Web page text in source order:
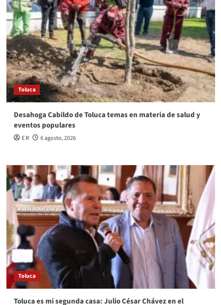
Toluca
Desahoga Cabildo de Toluca temas en materia de salud y
eventos populares
E R 6 agosto, 2026
Toluca
Toluca es mi segunda casa: Julio César Chávez en el